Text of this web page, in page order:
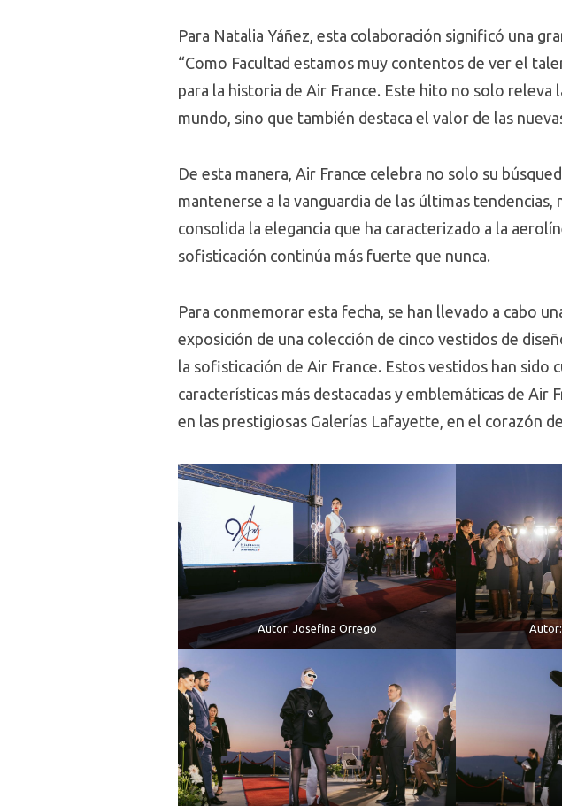
Para Natalia Yáñez, esta colaboración significó una
“Como Facultad estamos muy contentos de ver el
para la historia de Air France. Este hito no solo
mundo, sino que también destaca el valor de las
De esta manera, Air France celebra no solo su
mantenerse a la vanguardia de las últimas
consolida la elegancia que ha caracterizado a la
sofisticación continúa más fuerte que nunca.
Para conmemorar esta fecha, se han llevado a cabo
exposición de una colección de cinco vestidos de
la sofisticación de Air France. Estos vestidos han
características más destacadas y emblemáticas de
en las prestigiosas Galerías Lafayette, en el corazón
Autor: Josefina Orrego